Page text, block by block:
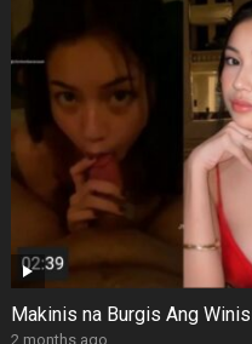
Makinis na Burgis Ang
2 months ago